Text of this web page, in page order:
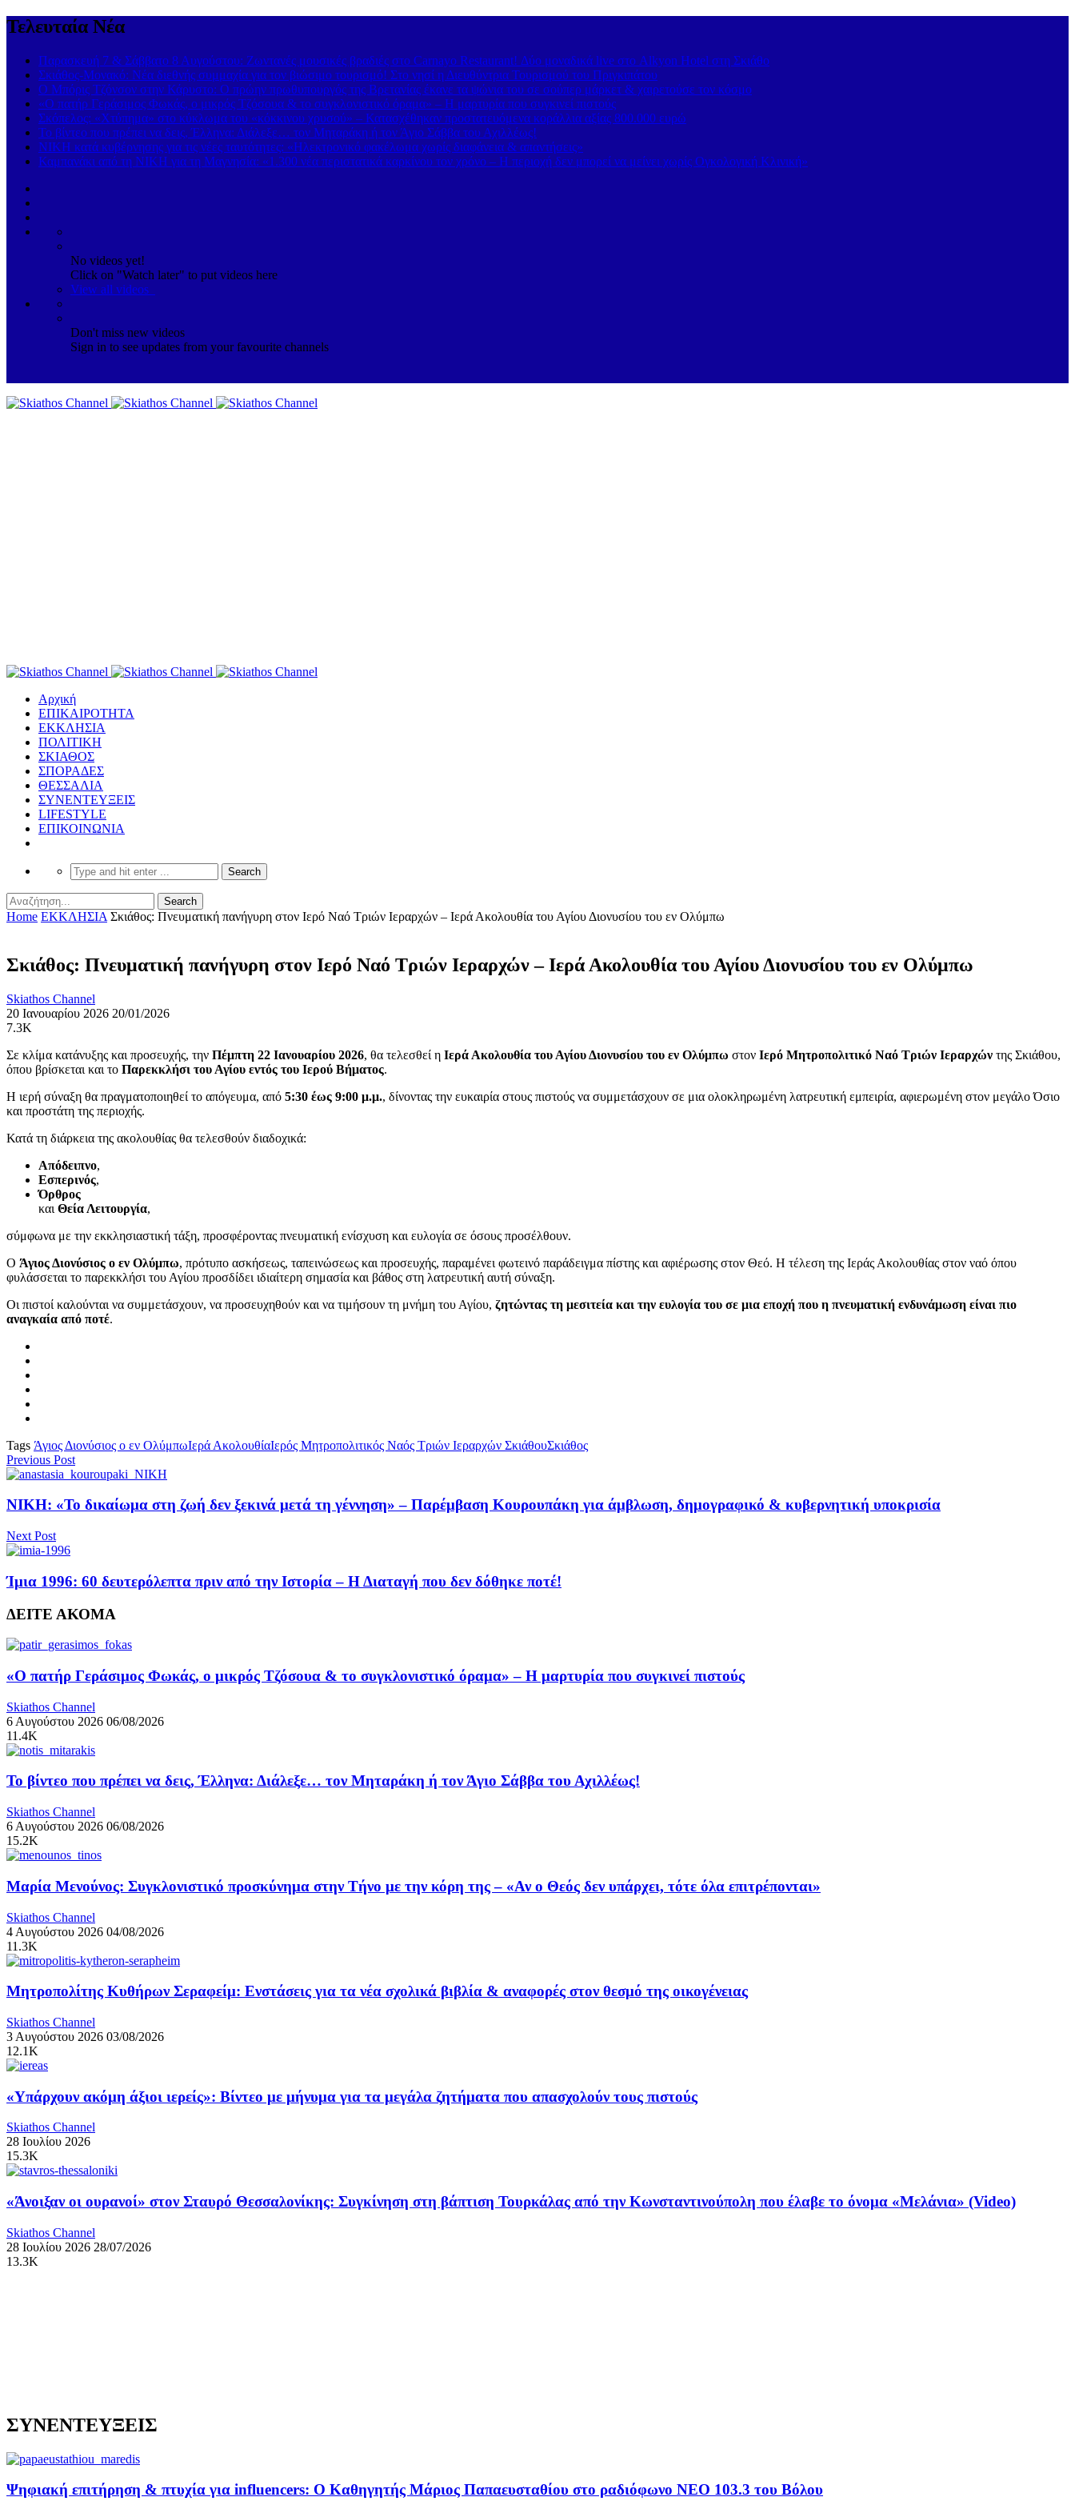
Τελευταία Νέα
Παρασκευή 7 & Σάββατο 8 Αυγούστου: Ζωντανές μουσικές βραδιές στο Carnayo Restaurant! Δύο μοναδικά live στο Alkyon Hotel στη Σκιάθο
Σκιάθος-Μονακό: Νέα διεθνής συμμαχία για τον βιώσιμο τουρισμό! Στο νησί η Διευθύντρια Τουρισμού του Πριγκιπάτου
Ο Μπόρις Τζόνσον στην Κάρυστο: Ο πρώην πρωθυπουργός της Βρετανίας έκανε τα ψώνια του σε σούπερ μάρκετ & χαιρετούσε τον κόσμο
«Ο πατήρ Γεράσιμος Φωκάς, ο μικρός Τζόσουα & το συγκλονιστικό όραμα» – Η μαρτυρία που συγκινεί πιστούς
Σκόπελος: «Χτύπημα» στο κύκλωμα του «κόκκινου χρυσού» – Κατασχέθηκαν προστατευόμενα κοράλλια αξίας 800.000 ευρώ
Το βίντεο που πρέπει να δεις, Έλληνα: Διάλεξε… τον Μηταράκη ή τον Άγιο Σάββα του Αχιλλέως!
ΝΙΚΗ κατά κυβέρνησης για τις νέες ταυτότητες: «Ηλεκτρονικό φακέλωμα χωρίς διαφάνεια & απαντήσεις»
Καμπανάκι από τη ΝΙΚΗ για τη Μαγνησία: «1.300 νέα περιστατικά καρκίνου τον χρόνο – Η περιοχή δεν μπορεί να μείνει χωρίς Ογκολογική Κλινική»
No videos yet!
Click on "Watch later" to put videos here
View all videos
Don't miss new videos
Sign in to see updates from your favourite channels
Αρχική
ΕΠΙΚΑΙΡΟΤΗΤΑ
ΕΚΚΛΗΣΙΑ
ΠΟΛΙΤΙΚΗ
ΣΚΙΑΘΟΣ
ΣΠΟΡΑΔΕΣ
ΘΕΣΣΑΛΙΑ
ΣΥΝΕΝΤΕΥΞΕΙΣ
LIFESTYLE
ΕΠΙΚΟΙΝΩΝΙΑ
Home ΕΚΚΛΗΣΙΑ Σκιάθος: Πνευματική πανήγυρη στον Ιερό Ναό Τριών Ιεραρχών – Ιερά Ακολουθία του Αγίου Διονυσίου του εν Ολύμπω
Σκιάθος: Πνευματική πανήγυρη στον Ιερό Ναό Τριών Ιεραρχών – Ιερά Ακολουθία του Αγίου Διονυσίου του εν Ολύμπω
Skiathos Channel
20 Ιανουαρίου 2026 20/01/2026
7.3K
Σε κλίμα κατάνυξης και προσευχής, την Πέμπτη 22 Ιανουαρίου 2026, θα τελεσθεί η Ιερά Ακολουθία του Αγίου Διονυσίου του εν Ολύμπω στον Ιερό Μητροπολιτικό Ναό Τριών Ιεραρχών της Σκιάθου,
όπου βρίσκεται και το Παρεκκλήσι του Αγίου εντός του Ιερού Βήματος.
Η ιερή σύναξη θα πραγματοποιηθεί το απόγευμα, από 5:30 έως 9:00 μ.μ., δίνοντας την ευκαιρία στους πιστούς να συμμετάσχουν σε μια ολοκληρωμένη λατρευτική εμπειρία, αφιερωμένη στον μεγάλο Όσιο
και προστάτη της περιοχής.
Κατά τη διάρκεια της ακολουθίας θα τελεσθούν διαδοχικά:
Απόδειπνο,
Εσπερινός,
Όρθρος
και Θεία Λειτουργία,
σύμφωνα με την εκκλησιαστική τάξη, προσφέροντας πνευματική ενίσχυση και ευλογία σε όσους προσέλθουν.
Ο Άγιος Διονύσιος ο εν Ολύμπω, πρότυπο ασκήσεως, ταπεινώσεως και προσευχής, παραμένει φωτεινό παράδειγμα πίστης και αφιέρωσης στον Θεό. Η τέλεση της Ιεράς Ακολουθίας στον ναό όπου
φυλάσσεται το παρεκκλήσι του Αγίου προσδίδει ιδιαίτερη σημασία και βάθος στη λατρευτική αυτή σύναξη.
Οι πιστοί καλούνται να συμμετάσχουν, να προσευχηθούν και να τιμήσουν τη μνήμη του Αγίου, ζητώντας τη μεσιτεία και την ευλογία του σε μια εποχή που η πνευματική ενδυνάμωση είναι πιο
αναγκαία από ποτέ.
Tags Άγιος Διονύσιος ο εν ΟλύμπωΙερά ΑκολουθίαΙερός Μητροπολιτικός Ναός Τριών Ιεραρχών ΣκιάθουΣκιάθος
Previous Post
ΝΙΚΗ: «Το δικαίωμα στη ζωή δεν ξεκινά μετά τη γέννηση» – Παρέμβαση Κουρουπάκη για άμβλωση, δημογραφικό & κυβερνητική υποκρισία
Next Post
Ίμια 1996: 60 δευτερόλεπτα πριν από την Ιστορία – Η Διαταγή που δεν δόθηκε ποτέ!
ΔΕΙΤΕ ΑΚΟΜΑ
«Ο πατήρ Γεράσιμος Φωκάς, ο μικρός Τζόσουα & το συγκλονιστικό όραμα» – Η μαρτυρία που συγκινεί πιστούς
Skiathos Channel
6 Αυγούστου 2026 06/08/2026
11.4K
Το βίντεο που πρέπει να δεις, Έλληνα: Διάλεξε… τον Μηταράκη ή τον Άγιο Σάββα του Αχιλλέως!
Skiathos Channel
6 Αυγούστου 2026 06/08/2026
15.2K
Μαρία Μενούνος: Συγκλονιστικό προσκύνημα στην Τήνο με την κόρη της – «Αν ο Θεός δεν υπάρχει, τότε όλα επιτρέπονται»
Skiathos Channel
4 Αυγούστου 2026 04/08/2026
11.3K
Μητροπολίτης Κυθήρων Σεραφείμ: Ενστάσεις για τα νέα σχολικά βιβλία & αναφορές στον θεσμό της οικογένειας
Skiathos Channel
3 Αυγούστου 2026 03/08/2026
12.1K
«Υπάρχουν ακόμη άξιοι ιερείς»: Βίντεο με μήνυμα για τα μεγάλα ζητήματα που απασχολούν τους πιστούς
Skiathos Channel
28 Ιουλίου 2026
15.3K
«Άνοιξαν οι ουρανοί» στον Σταυρό Θεσσαλονίκης: Συγκίνηση στη βάπτιση Τουρκάλας από την Κωνσταντινούπολη που έλαβε το όνομα «Μελάνια» (Video)
Skiathos Channel
28 Ιουλίου 2026 28/07/2026
13.3K
ΣΥΝΕΝΤΕΥΞΕΙΣ
Ψηφιακή επιτήρηση & πτυχία για influencers: Ο Καθηγητής Μάριος Παπαευσταθίου στο ραδιόφωνο NEO 103.3 του Βόλου